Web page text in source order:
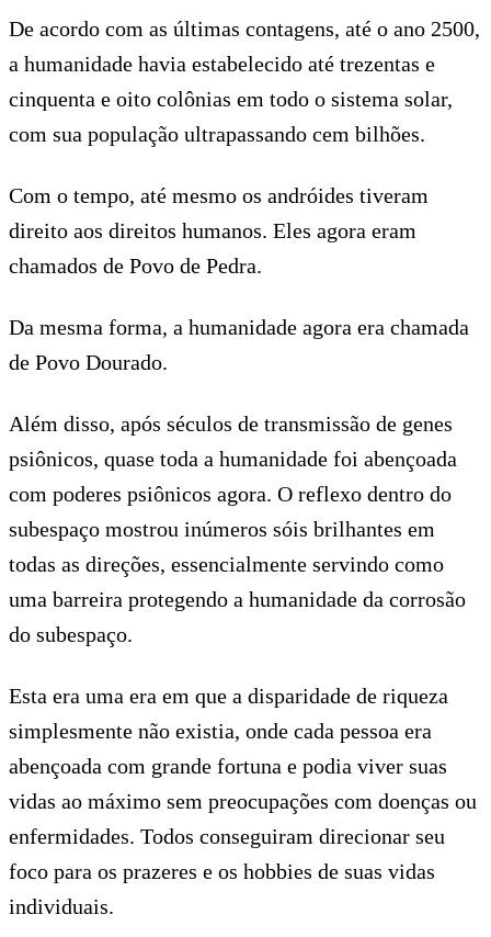
De acordo com as últimas contagens, até o ano 2500,
a humanidade havia estabelecido até trezentas e
cinquenta e oito colônias em todo o sistema solar,
com sua população ultrapassando cem bilhões.
Com o tempo, até mesmo os andróides tiveram
direito aos direitos humanos. Eles agora eram
chamados de Povo de Pedra.
Da mesma forma, a humanidade agora era chamada
de Povo Dourado.
Além disso, após séculos de transmissão de genes
psiônicos, quase toda a humanidade foi abençoada
com poderes psiônicos agora. O reflexo dentro do
subespaço mostrou inúmeros sóis brilhantes em
todas as direções, essencialmente servindo como
uma barreira protegendo a humanidade da corrosão
do subespaço.
Esta era uma era em que a disparidade de riqueza
simplesmente não existia, onde cada pessoa era
abençoada com grande fortuna e podia viver suas
vidas ao máximo sem preocupações com doenças ou
enfermidades. Todos conseguiram direcionar seu
foco para os prazeres e os hobbies de suas vidas
individuais.